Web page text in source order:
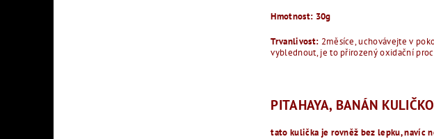
Hmotnost: 30g
Trvanlivost: 2měsíce, uchovávejte v
vyblednout, je to přirozený oxidační
PITAHAYA, BANÁN
tato kulička je rovněž bez lepku, navíc